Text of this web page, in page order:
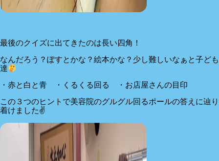
最後のクイズに出てきたのは長い四角！
なんだろう？ぽすとかな？絵本かな？少し難しいなぁと子ども
達
・赤と白と青 ・くるくる回る ・お店屋さんの目印
この３つのヒントで美容院のグルグル回るポールの答えに辿り
着けました✌